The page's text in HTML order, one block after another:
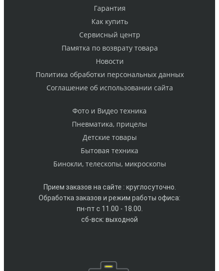
Гарантия
Как купить
Cервисный центр
Памятка по возврату товара
Новости
Политика обработки персональных данных
Cоглашение об использовании сайта
Фото и Видео техника
Пневматика, прицелы
Детские товары
Бытовая техника
Бинокли, телескопы, микроскопы
Прием заказов на сайте : круглосуточно.
Обработка заказов и режим работы офиса:
пн-пт с 11.00 - 18.00.
сб-вск: выходной